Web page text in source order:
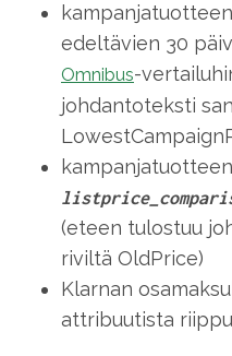
edeltävien 30
Omnibus-
johdantoteksti
(eteen tulostuu
riviltä OldPrice)
Klarnan
attribuutista